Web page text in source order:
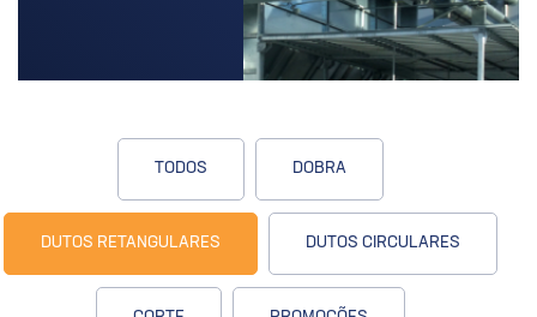
TODOS DOBRA
DUTOS RETANGULARES DUTOS CIRCULARES